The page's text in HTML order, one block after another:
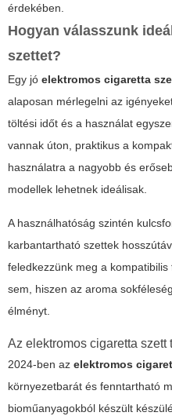
érdekében.
Hogyan válasszunk
szettet?
Egy jó elektromos cigaretta
alaposan mérlegelni az
töltési időt és a használat
vannak úton, praktikus a
használatra a nagyobb és
modellek lehetnek ideálisak.
A használhatóság szintén
karbantartható szettek
feledkezzünk meg a
sem, hiszen az aroma
élményt.
Az elektromos cigaretta szett
2024-ben az elektromos
környezetbarát és fenntartható
bioműanyagokból készült